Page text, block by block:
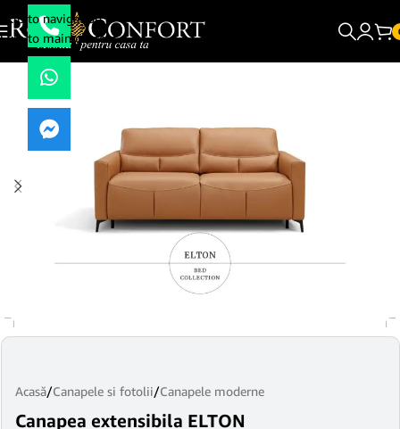
Skip to navigation
Skip to main content
Acasă/Canapele si fotolii/Canapele moderne
Canapea extensibila ELTON